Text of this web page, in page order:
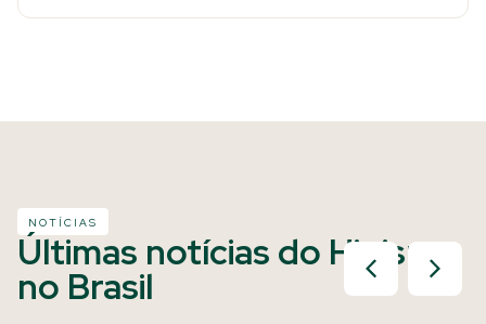
NOTÍCIAS
Últimas notícias do Hipismo
no Brasil